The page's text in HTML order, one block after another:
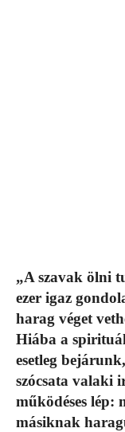
„A szavak ölni
ezer igaz
harag véget
Hiába a
esetleg
szócsata valaki
működéses
másiknak